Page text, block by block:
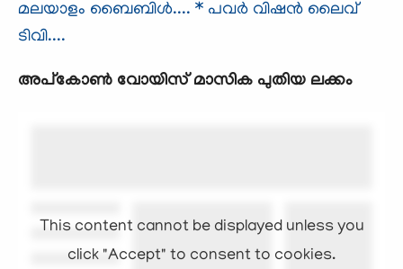
മലയാളം ബൈബിള്‍.... * പവര്‍ വിഷന്‍ ലൈവ്
ടിവി....
അപ്കോണ്‍ വോയിസ്‌ മാസിക പുതിയ ലക്കം
This content cannot be displayed unless you
click "Accept" to consent to cookies.